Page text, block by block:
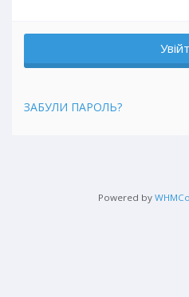
ЗАБУЛИ ПАРОЛЬ?
Powered by